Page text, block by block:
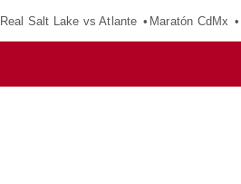
Real Salt Lake vs Atlante Maratón CdMx